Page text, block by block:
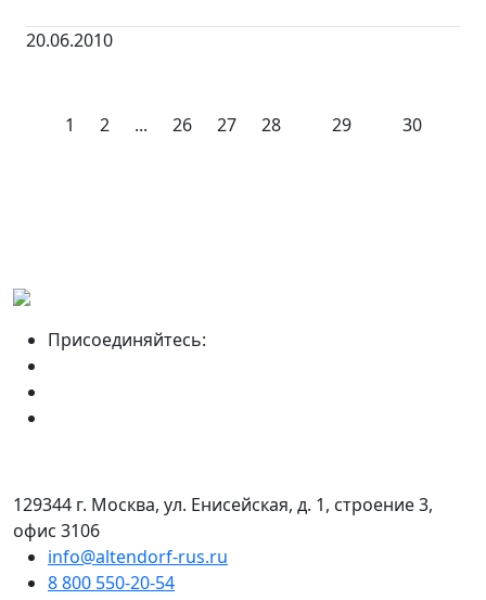
20.06.2010
1 2 ... 26 27 28 29 30
Присоединяйтесь:
129344 г. Москва, ул. Енисейская, д. 1, строение 3,
офис 3106
info@altendorf-rus.ru
8 800 550-20-54